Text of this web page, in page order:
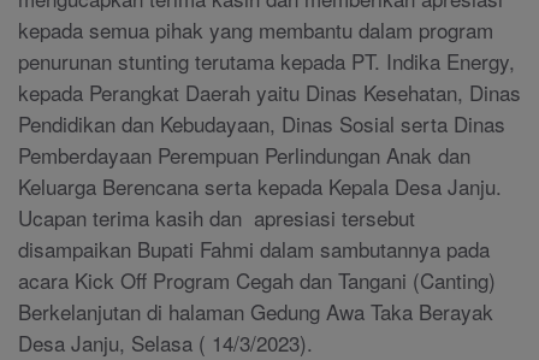
kepada semua pihak yang membantu dalam program
penurunan stunting terutama kepada PT. Indika Energy,
kepada Perangkat Daerah yaitu Dinas Kesehatan, Dinas
Pendidikan dan Kebudayaan, Dinas Sosial serta Dinas
Pemberdayaan Perempuan Perlindungan Anak dan
Keluarga Berencana serta kepada Kepala Desa Janju.
Ucapan terima kasih dan apresiasi tersebut
disampaikan Bupati Fahmi dalam sambutannya pada
acara Kick Off Program Cegah dan Tangani (Canting)
Berkelanjutan di halaman Gedung Awa Taka Berayak
Desa Janju, Selasa ( 14/3/2023).